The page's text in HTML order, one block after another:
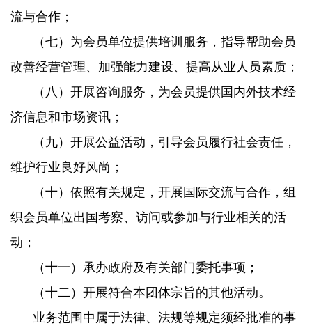
流与合作；
（七）为会员单位提供培训服务，指导帮助会员
改善经营管理、加强能力建设、提高从业人员素质；
（八）开展咨询服务，为会员提供国内外技术经
济信息和市场资讯；
（九）开展公益活动，引导会员履行社会责任，
维护行业良好风尚；
（十）依照有关规定，开展国际交流与合作，组
织会员单位出国考察、访问或参加与行业相关的活
动；
（十一）承办政府及有关部门委托事项；
（十二）开展符合本团体宗旨的其他活动。
业务范围中属于法律、法规等规定须经批准的事